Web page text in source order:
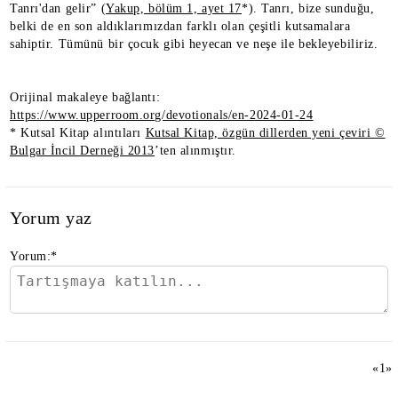
Tanrı'dan gelir” (Yakup, bölüm 1, ayet 17*). Tanrı, bize sunduğu,
belki de en son aldıklarımızdan farklı olan çeşitli kutsamalara
sahiptir. Tümünü bir çocuk gibi heyecan ve neşe ile bekleyebiliriz.
Orijinal makaleye bağlantı:
https://www.upperroom.org/devotionals/en-2024-01-24
* Kutsal Kitap alıntıları Kutsal Kitap, özgün dillerden yeni çeviri ©
Bulgar İncil Derneği 2013’ten alınmıştır.
Yorum yaz
Yorum:*
«1»